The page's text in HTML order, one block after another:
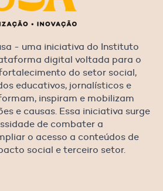
- uma iniciativa do Instituto
digital voltada para o
do setor social,
educativos, jornalísticos e
inspiram e mobilizam
e causas. Essa iniciativa surge
de combater a
o acesso a conteúdos de
social e terceiro setor.